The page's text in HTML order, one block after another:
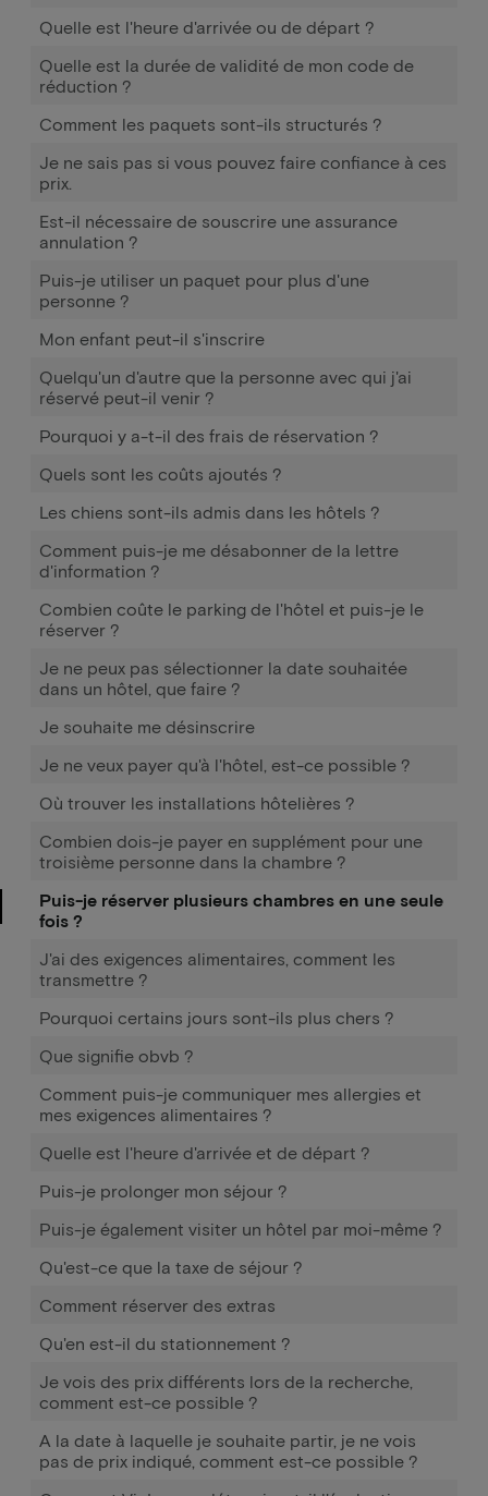
Quelle est l'heure d'arrivée ou de départ ?
Quelle est la durée de validité de mon code de
réduction ?
Comment les paquets sont-ils structurés ?
Je ne sais pas si vous pouvez faire confiance à ces
prix.
Est-il nécessaire de souscrire une assurance
annulation ?
Puis-je utiliser un paquet pour plus d'une
personne ?
Mon enfant peut-il s'inscrire
Quelqu'un d'autre que la personne avec qui j'ai
réservé peut-il venir ?
Pourquoi y a-t-il des frais de réservation ?
Quels sont les coûts ajoutés ?
Les chiens sont-ils admis dans les hôtels ?
Comment puis-je me désabonner de la lettre
d'information ?
Combien coûte le parking de l'hôtel et puis-je le
réserver ?
Je ne peux pas sélectionner la date souhaitée
dans un hôtel, que faire ?
Je souhaite me désinscrire
Je ne veux payer qu'à l'hôtel, est-ce possible ?
Où trouver les installations hôtelières ?
Combien dois-je payer en supplément pour une
troisième personne dans la chambre ?
Puis-je réserver plusieurs chambres en une seule
fois ?
J'ai des exigences alimentaires, comment les
transmettre ?
Pourquoi certains jours sont-ils plus chers ?
Que signifie obvb ?
Comment puis-je communiquer mes allergies et
mes exigences alimentaires ?
Quelle est l'heure d'arrivée et de départ ?
Puis-je prolonger mon séjour ?
Puis-je également visiter un hôtel par moi-même ?
Qu'est-ce que la taxe de séjour ?
Comment réserver des extras
Qu'en est-il du stationnement ?
Je vois des prix différents lors de la recherche,
comment est-ce possible ?
A la date à laquelle je souhaite partir, je ne vois
pas de prix indiqué, comment est-ce possible ?